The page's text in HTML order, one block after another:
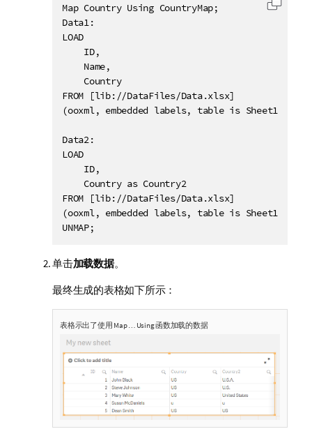
Map Country Using CountryMap;
Data1:
LOAD
    ID,
    Name,
    Country
FROM [lib://DataFiles/Data.xlsx]
(ooxml, embedded labels, table is Sheet1);
Data2:
LOAD
    ID,
    Country as Country2
FROM [lib://DataFiles/Data.xlsx]
(ooxml, embedded labels, table is Sheet1);
UNMAP;
复制代
单击加载数据。
最终生成的表格如下所示：
表格示出了使用 Map … Using函数加载的数据